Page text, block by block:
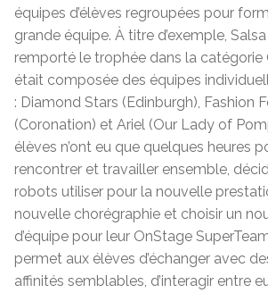
équipes d’élèves regroupées pour
grande équipe. À titre d’exemple,
remporté le trophée dans la catégorie
était composée des équipes
: Diamond Stars (Edinburgh), Fashion
(Coronation) et Ariel (Our Lady of
élèves n’ont eu que quelques heures
rencontrer et travailler ensemble,
robots utiliser pour la nouvelle
nouvelle chorégraphie et choisir un
d’équipe pour leur OnStage
permet aux élèves d’échanger avec
affinités semblables, d’interagir entre